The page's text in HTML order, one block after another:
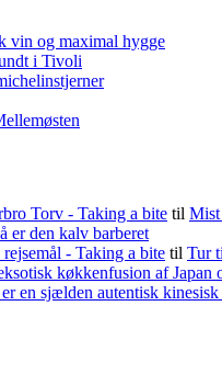
vin og maximal hygge
i Tivoli
Torv - Taking a bite til Mist
er den kalv barberet
- Taking a bite til Tur
køkkenfusion af Japan
en sjælden autentisk kinesisk